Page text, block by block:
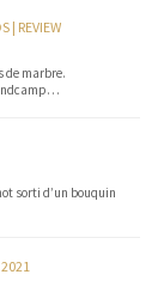
| REVIEW
de marbre.
sorti d’un bouquin
2021